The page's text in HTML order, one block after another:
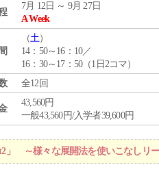
7月 12日 ～ 9月 27日
A Week
（土）
14：50～16：10／
16：30～17：50（1日2コマ）
全12回
43,560円
一般43,560円/入学者39,600円
」 ～様々な展開法を使いこなしリ